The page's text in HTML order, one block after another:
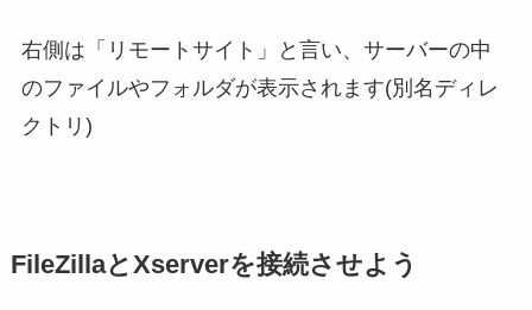
右側は「リモートサイト」と言い、サーバーの中
のファイルやフォルダが表示されます(別名ディレ
クトリ)
FileZillaとXserverを接続させよう